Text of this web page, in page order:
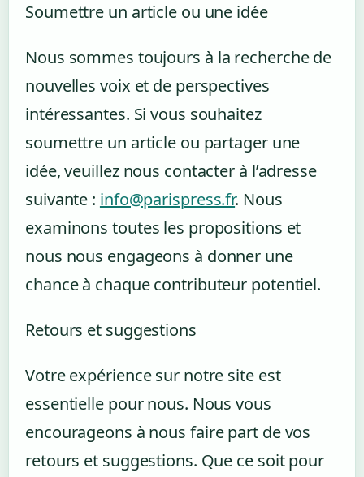
Soumettre un article ou une idée
Nous sommes toujours à la recherche de
nouvelles voix et de perspectives
intéressantes. Si vous souhaitez
soumettre un article ou partager une
idée, veuillez nous contacter à l’adresse
suivante : info@parispress.fr. Nous
examinons toutes les propositions et
nous nous engageons à donner une
chance à chaque contributeur potentiel.
Retours et suggestions
Votre expérience sur notre site est
essentielle pour nous. Nous vous
encourageons à nous faire part de vos
retours et suggestions. Que ce soit pour